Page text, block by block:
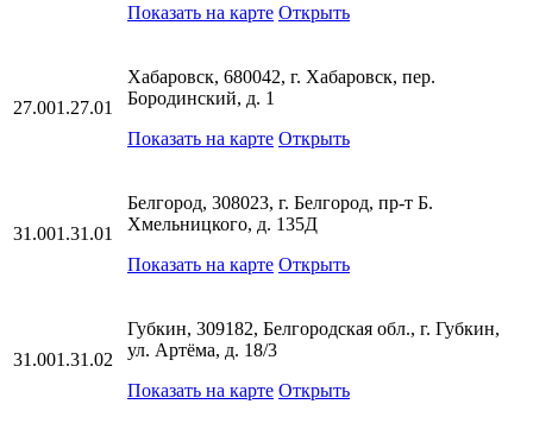
Показать на карте Открыть
27.001.27.01
Хабаровск, 680042, г. Хабаровск, пер.
Бородинский, д. 1
Показать на карте Открыть
31.001.31.01
Белгород, 308023, г. Белгород, пр-т Б.
Хмельницкого, д. 135Д
Показать на карте Открыть
31.001.31.02
Губкин, 309182, Белгородская обл., г. Губкин,
ул. Артёма, д. 18/3
Показать на карте Открыть